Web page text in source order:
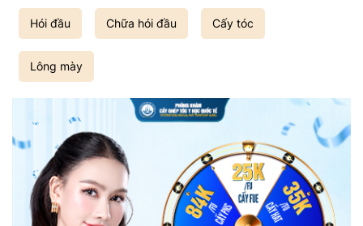
Hói đầu Chữa hói đầu Cấy tóc
Lông mày